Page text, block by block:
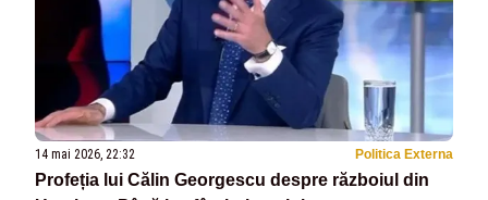
14 mai 2026, 22:32 Politica Externa
Profeția lui Călin Georgescu despre războiul din